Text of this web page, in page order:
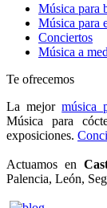
Música para
Música para
Conciertos
Música a
Te ofrecemos
La mejormúsica
Música para
exposiciones.
Actuamos en
Palencia, León,